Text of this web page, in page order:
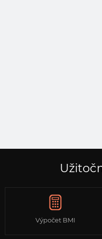
Výpočet BMI